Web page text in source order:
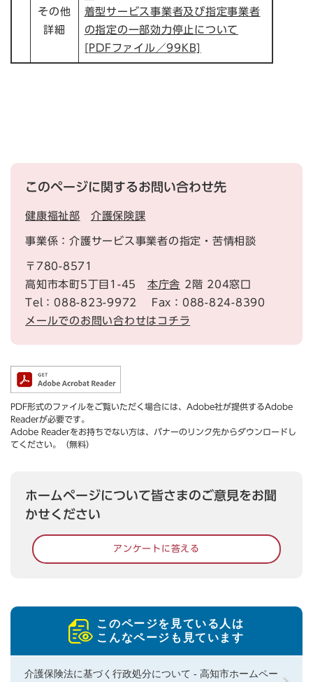
その他
詳細
着型サービス事業者及び指定事業者
の指定の一部効力停止について
[PDFファイル／99KB]
このページに関するお問い合わせ先
健康福祉部 介護保険課
事業係：介護サービス事業者の指定・苦情相談
〒780-8571
高知市本町5丁目1-45 本庁舎 2階 204窓口
Tel：088-823-9972
Fax：088-824-8390
メールでのお問い合わせはコチラ
PDF形式のファイルをご覧いただく場合には、Adobe社が提供するAdobe
Readerが必要です。
Adobe Readerをお持ちでない方は、バナーのリンク先からダウンロードし
てください。（無料）
ホームページについて皆さまのご意見をお聞
かせください
アンケートに答える
このページを見ている人は
こんなページも見ています
介護保険法に基づく行政処分について - 高知市ホームペー